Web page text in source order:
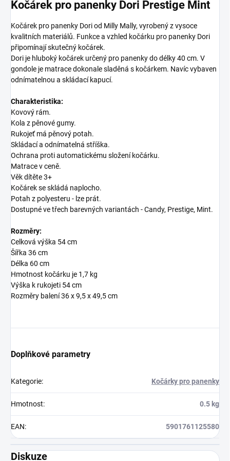
Kočárek pro panenky Dori Prestige Mint
Kočárek pro panenky Dori od Milly Mally, vyrobený z vysoce
kvalitních materiálů. Funkce a vzhled kočárku pro panenky Dori
připomínají skutečný kočárek.
Dori je hluboký kočárek určený pro panenky do délky 40 cm. V
gondole je matrace dokonale sladěná s kočárkem. Navíc vybaven
odnímatelnou a skládací kapucí.
Charakteristika:
Kovový rám.
Kola z pěnové gumy.
Rukojeť má pěnový potah.
Skládací a odnímatelná stříška.
Ochrana proti automatickému složení kočárku.
Matrace v ceně.
Věk dítěte 3+
Kočárek se skládá naplocho.
Potah z polyesteru - lze prát.
Dostupné ve třech barevných variantách - Candy, Prestige, Mint.
Rozměry:
Celková výška 54 cm
Šířka 36 cm
Délka 60 cm
Hmotnost kočárku je 1,7 kg
Výška k rukojeti 54 cm
Rozměry balení 36 x 9,5 x 49,5 cm
Doplňkové parametry
Kategorie: Kočárky pro panenky
Hmotnost: 0.5 kg
EAN: 5901761125580
Diskuze